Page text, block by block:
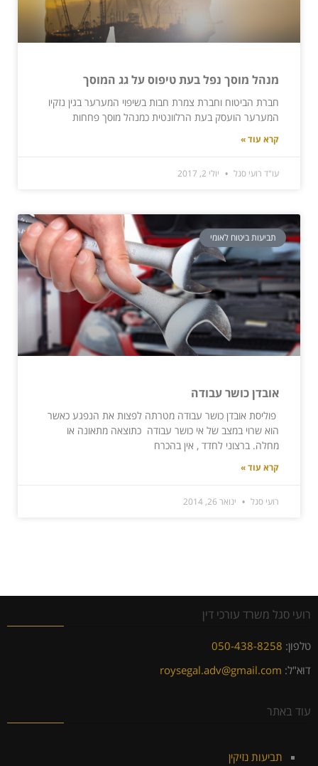
מנהל מוסך נפל בעת טיפוס על גג המוסך
חברת הביטוח וחברת צמרת חבות בשיפוי המערער בגין נזקיו
המערער הועסק בעת הרלוונטית כמנהל מוסך פחחות
קרא עוד »
עו"ד רועי סגל יולי 2, 2017
תביעות ביטוח לאומי
אובדן כושר עבודה
פוליסת אובדן כושר עבודה מטרתה לפצות את הנפגע כאשר
הוא שרוי במצב של אי כושר עבודה כתוצאה מתאונה או
מחלה. ברצוני לחדד , אין בהכרח
קרא עוד »
רועי סגל ינואר 26, 2014
רועי סגל משרד עורכי דין
טלפון: 050-438-8258
דוא"ל: roysegal.adv@gmail.com
עוד באתר
תביעות נזיקין